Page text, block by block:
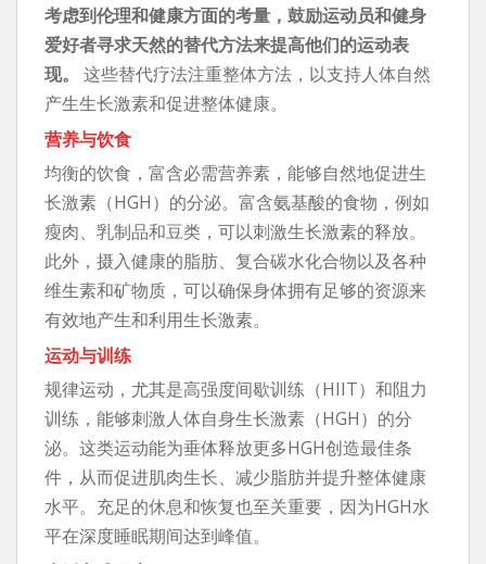
考虑到伦理和健康方面的考量，鼓励运动员和健身
爱好者寻求天然的替代方法来提高他们的运动表
现。
这些替代疗法注重整体方法，以支持人体自然
产生生长激素和促进整体健康。
营养与饮食
均衡的饮食，富含必需营养素，能够自然地促进生
长激素（HGH）的分泌。富含氨基酸的食物，例如
瘦肉、乳制品和豆类，可以刺激生长激素的释放。
此外，摄入健康的脂肪、复合碳水化合物以及各种
维生素和矿物质，可以确保身体拥有足够的资源来
有效地产生和利用生长激素。
运动与训练
规律运动，尤其是高强度间歇训练（HIIT）和阻力
训练，能够刺激人体自身生长激素（HGH）的分
泌。这类运动能为垂体释放更多HGH创造最佳条
件，从而促进肌肉生长、减少脂肪并提升整体健康
水平。充足的休息和恢复也至关重要，因为HGH水
平在深度睡眠期间达到峰值。